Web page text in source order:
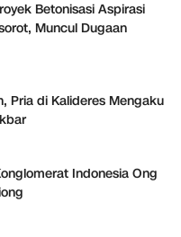
Betonisasi Aspirasi
Muncul Dugaan
Pria di Kalideres Mengaku
Indonesia Ong